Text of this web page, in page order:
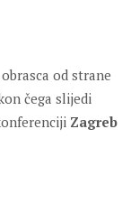
od strane
čega slijedi
Zagreb